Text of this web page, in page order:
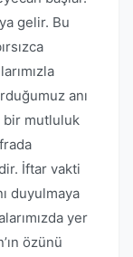
gelir. Bu
anı
bir mutluluk
İftar vakti
duyulmaya
yer
özünü